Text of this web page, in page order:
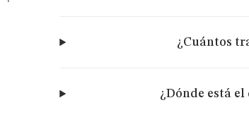
¿Cuántos
¿Dónde está